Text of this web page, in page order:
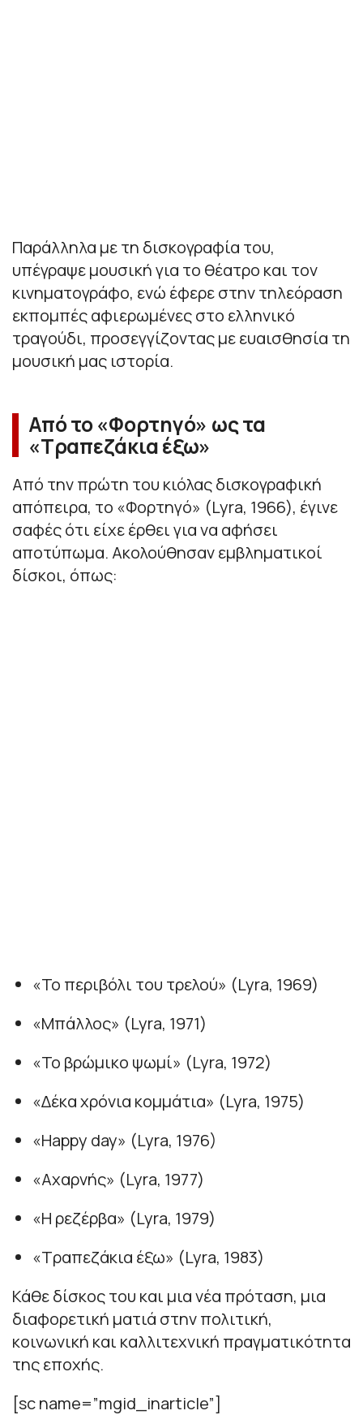
Παράλληλα με τη δισκογραφία του,
υπέγραψε μουσική για το θέατρο και τον
κινηματογράφο, ενώ έφερε στην τηλεόραση
εκπομπές αφιερωμένες στο ελληνικό
τραγούδι, προσεγγίζοντας με ευαισθησία τη
μουσική μας ιστορία.
Από το «Φορτηγό» ως τα
«Τραπεζάκια έξω»
Από την πρώτη του κιόλας δισκογραφική
απόπειρα, το «Φορτηγό» (Lyra, 1966), έγινε
σαφές ότι είχε έρθει για να αφήσει
αποτύπωμα. Ακολούθησαν εμβληματικοί
δίσκοι, όπως:
«Το περιβόλι του τρελού» (Lyra, 1969)
«Μπάλλος» (Lyra, 1971)
«Το βρώμικο ψωμί» (Lyra, 1972)
«Δέκα χρόνια κομμάτια» (Lyra, 1975)
«Happy day» (Lyra, 1976)
«Αχαρνής» (Lyra, 1977)
«Η ρεζέρβα» (Lyra, 1979)
«Τραπεζάκια έξω» (Lyra, 1983)
Κάθε δίσκος του και μια νέα πρόταση, μια
διαφορετική ματιά στην πολιτική,
κοινωνική και καλλιτεχνική πραγματικότητα
της εποχής.
[sc name=”mgid_inarticle”]